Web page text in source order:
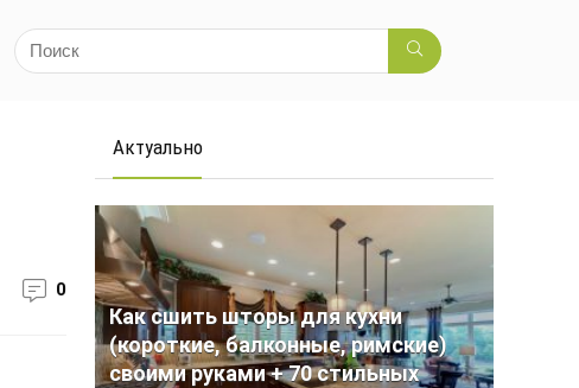
0
Актуально
Как сшить шторы для кухни
(короткие, балконные, римские)
своими руками + 70 стильных